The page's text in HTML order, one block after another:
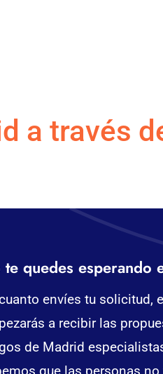
a través
te quedes esperando
envíes tu solicitud,
a recibir las
de Madrid